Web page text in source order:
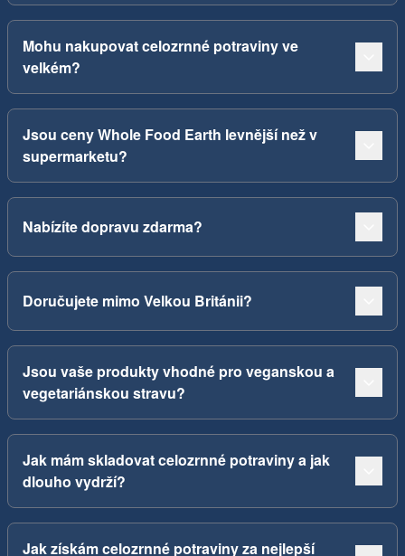
Mohu nakupovat celozrnné potraviny ve
velkém?
Jsou ceny Whole Food Earth levnější než v
supermarketu?
Nabízíte dopravu zdarma?
Doručujete mimo Velkou Británii?
Jsou vaše produkty vhodné pro veganskou a
vegetariánskou stravu?
Jak mám skladovat celozrnné potraviny a jak
dlouho vydrží?
Jak získám celozrnné potraviny za nejlepší